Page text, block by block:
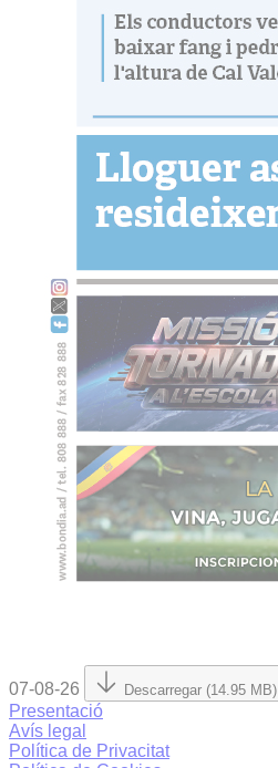
07-08-26 Descarregar (14.95 MB)
Presentació
Avís legal
Política de Privacitat